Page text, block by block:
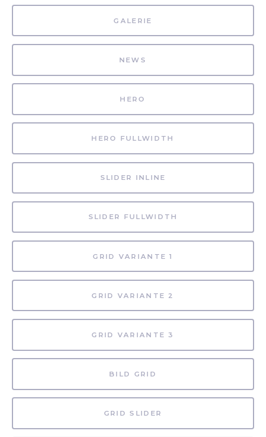
GALERIE
NEWS
HERO
HERO FULLWIDTH
SLIDER INLINE
SLIDER FULLWIDTH
GRID VARIANTE 1
GRID VARIANTE 2
GRID VARIANTE 3
BILD GRID
GRID SLIDER